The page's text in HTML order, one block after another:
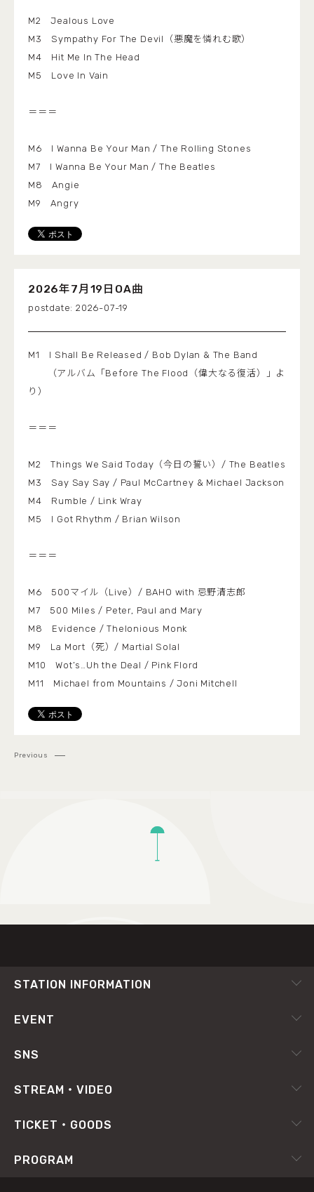
M2 Jealous Love
M3 Sympathy For The Devil（悪魔を憐れむ歌）
M4 Hit Me In The Head
M5 Love In Vain
＝＝＝
M6 I Wanna Be Your Man / The Rolling Stones
M7 I Wanna Be Your Man / The Beatles
M8 Angie
M9 Angry
2026年7月19日OA曲
2026-07-19
M1 I Shall Be Released / Bob Dylan & The Band
（アルバム「Before The Flood（偉大なる復活）」よ
り）
＝＝＝
M2 Things We Said Today（今日の誓い）/ The Beatles
M3 Say Say Say / Paul McCartney & Michael Jackson
M4 Rumble / Link Wray
M5 I Got Rhythm / Brian Wilson
＝＝＝
M6 500マイル（Live）/ BAHO with 忌野清志郎
M7 500 Miles / Peter, Paul and Mary
M8 Evidence / Thelonious Monk
M9 La Mort（死）/ Martial Solal
M10 Wot’s…Uh the Deal / Pink Flord
M11 Michael from Mountains / Joni Mitchell
Previous
STATION INFORMATION
会社概要
番組審議会
プライバシーポリシー
EVENT
ピックアップ
SNS
RADIPASS
Instagram
STREAM・VIDEO
radiko.jp
TICKET・GOODS
RADIPASS TICKET
PROGRAM